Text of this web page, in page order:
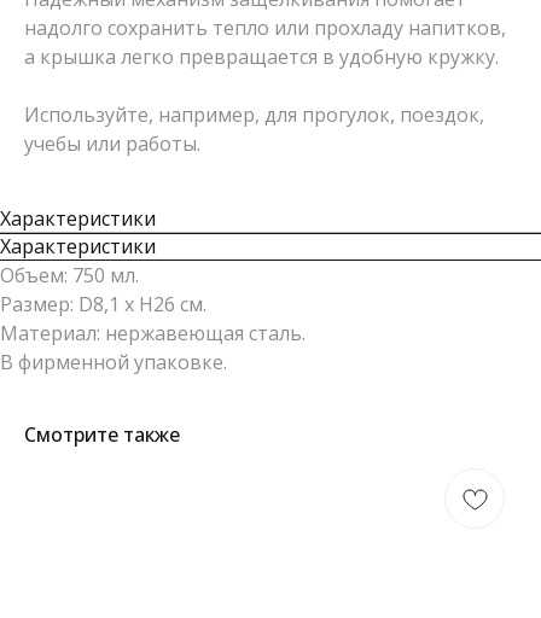
надолго сохранить тепло или прохладу напитков,
а крышка легко превращается в удобную кружку.
Используйте, например, для прогулок, поездок,
учебы или работы.
Характеристики
Характеристики
Объем: 750 мл.
Размер: D8,1 x H26 см.
Материал: нержавеющая сталь.
В фирменной упаковке.
Смотрите также